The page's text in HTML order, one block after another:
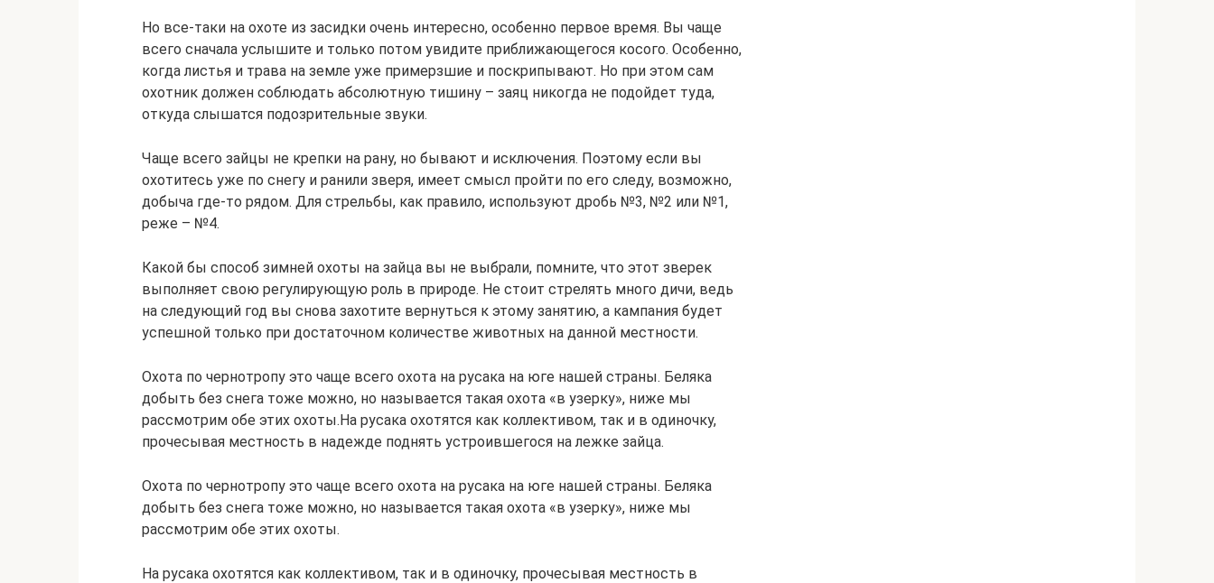
Но все-таки на охоте из засидки очень интересно, особенно первое время. Вы чаще
всего сначала услышите и только потом увидите приближающегося косого. Особенно,
когда листья и трава на земле уже примерзшие и поскрипывают. Но при этом сам
охотник должен соблюдать абсолютную тишину – заяц никогда не подойдет туда,
откуда слышатся подозрительные звуки.
Чаще всего зайцы не крепки на рану, но бывают и исключения. Поэтому если вы
охотитесь уже по снегу и ранили зверя, имеет смысл пройти по его следу, возможно,
добыча где-то рядом. Для стрельбы, как правило, используют дробь №3, №2 или №1,
реже – №4.
Какой бы способ зимней охоты на зайца вы не выбрали, помните, что этот зверек
выполняет свою регулирующую роль в природе. Не стоит стрелять много дичи, ведь
на следующий год вы снова захотите вернуться к этому занятию, а кампания будет
успешной только при достаточном количестве животных на данной местности.
Охота по чернотропу это чаще всего охота на русака на юге нашей страны. Беляка
добыть без снега тоже можно, но называется такая охота «в узерку», ниже мы
рассмотрим обе этих охоты.На русака охотятся как коллективом, так и в одиночку,
прочесывая местность в надежде поднять устроившегося на лежке зайца.
Охота по чернотропу это чаще всего охота на русака на юге нашей страны. Беляка
добыть без снега тоже можно, но называется такая охота «в узерку», ниже мы
рассмотрим обе этих охоты.
На русака охотятся как коллективом, так и в одиночку, прочесывая местность в